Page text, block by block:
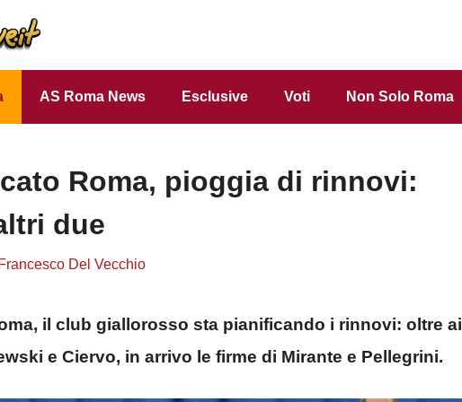
AS Roma News Esclusive Voti Non Solo Roma
Roma, pioggia di rinnovi:
due
Del Vecchio
il club giallorosso sta pianificando i rinnovi: oltre ai
e Ciervo, in arrivo le firme di Mirante e Pellegrini.